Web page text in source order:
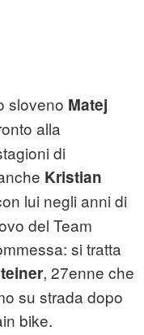
sloveno Matej
alla
di
Kristian
lui negli anni di
del Team
si tratta
, 27enne che
su strada dopo
bike.